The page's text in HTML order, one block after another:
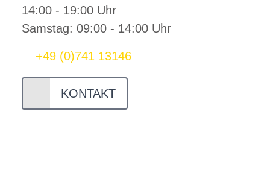
14:00 - 19:00 Uhr
Samstag: 09:00 - 14:00 Uhr
+49 (0)741 13146
KONTAKT